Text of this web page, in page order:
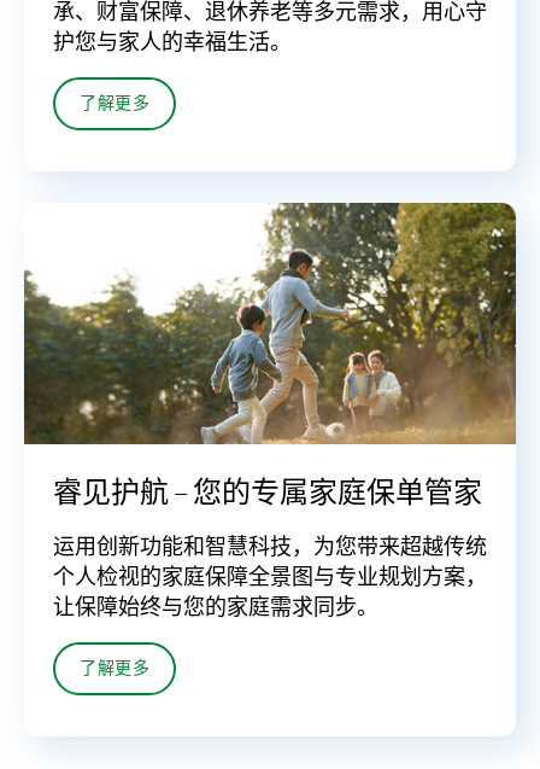
承、财富保障、退休养老等多元需求，用心守
护您与家人的幸福生活。
了解更多
睿见护航 – 您的专属家庭保单管家
运用创新功能和智慧科技，为您带来超越传统
个人检视的家庭保障全景图与专业规划方案，
让保障始终与您的家庭需求同步。
了解更多